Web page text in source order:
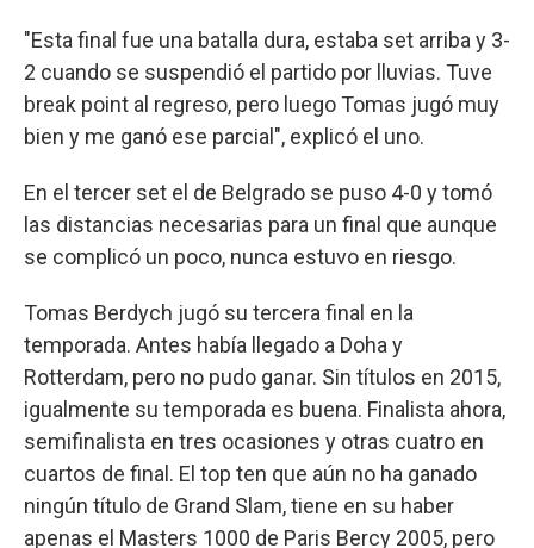
"Esta final fue una batalla dura, estaba set arriba y 3-
2 cuando se suspendió el partido por lluvias. Tuve
break point al regreso, pero luego Tomas jugó muy
bien y me ganó ese parcial", explicó el uno.
En el tercer set el de Belgrado se puso 4-0 y tomó
las distancias necesarias para un final que aunque
se complicó un poco, nunca estuvo en riesgo.
Tomas Berdych jugó su tercera final en la
temporada. Antes había llegado a Doha y
Rotterdam, pero no pudo ganar. Sin títulos en 2015,
igualmente su temporada es buena. Finalista ahora,
semifinalista en tres ocasiones y otras cuatro en
cuartos de final. El top ten que aún no ha ganado
ningún título de Grand Slam, tiene en su haber
apenas el Masters 1000 de Paris Bercy 2005, pero